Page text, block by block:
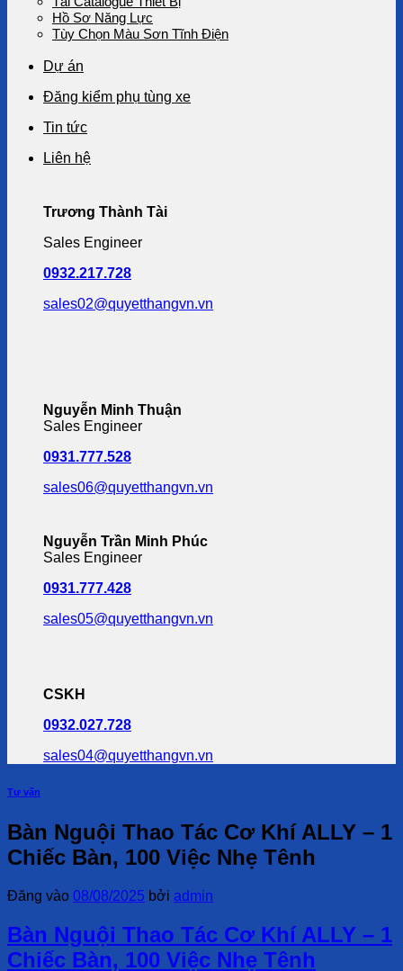
Hồ Sơ Năng Lực
Tùy Chọn Màu Sơn Tĩnh Điện
Dự án
Đăng kiểm phụ tùng xe
Tin tức
Liên hệ
Trương Thành Tài
Sales Engineer
0932.217.728
sales02@quyetthangvn.vn
Nguyễn Minh Thuận
Sales Engineer
0931.777.528
sales06@quyetthangvn.vn
Nguyễn Trần Minh Phúc
Sales Engineer
0931.777.428
sales05@quyetthangvn.vn
CSKH
0932.027.728
sales04@quyetthangvn.vn
Tư vấn
Bàn Nguội Thao Tác Cơ Khí ALLY – 1
Chiếc Bàn, 100 Việc Nhẹ Tênh
Đăng vào 08/08/2025 bởi admin
Bàn Nguội Thao Tác Cơ Khí ALLY – 1
Chiếc Bàn, 100 Việc Nhẹ Tênh